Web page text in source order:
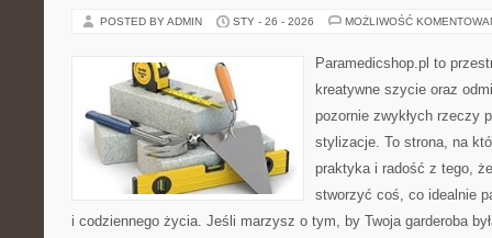
POSTED BY ADMIN STY - 26 - 2026 MOŻLIWOŚĆ
Paramedicshop.pl to
kreatywne szycie oraz
pozornie zwykłych rzeczy
stylizacje. To strona, na
praktyka i radość z tego,
stworzyć coś, co idealnie
i codziennego życia. Jeśli marzysz o tym, by Twoja garderoba